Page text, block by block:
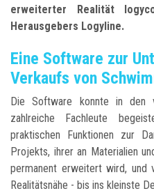
erweiterter Realität
Herausgebers Logyline.
Eine Software zur
Verkaufs von
Die Software konnte in den
zahlreiche Fachleute
praktischen Funktionen zur
Projekts, ihrer an Materialien
permanent erweitert wird, und
Realitätsnähe - bis ins kleinste